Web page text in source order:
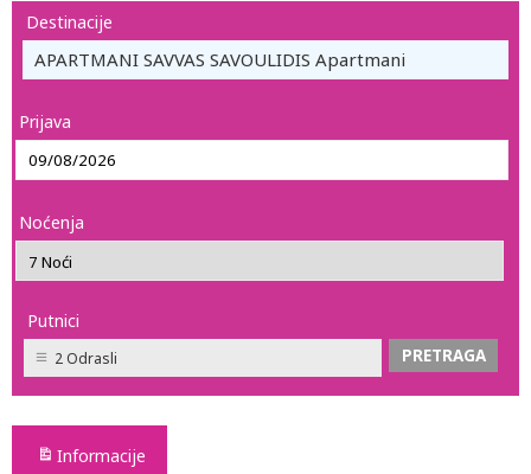
Destinacije
APARTMANI SAVVAS SAVOULIDIS Apartmani
Prijava
Noćenja
Putnici
2 Odrasli
Informacije